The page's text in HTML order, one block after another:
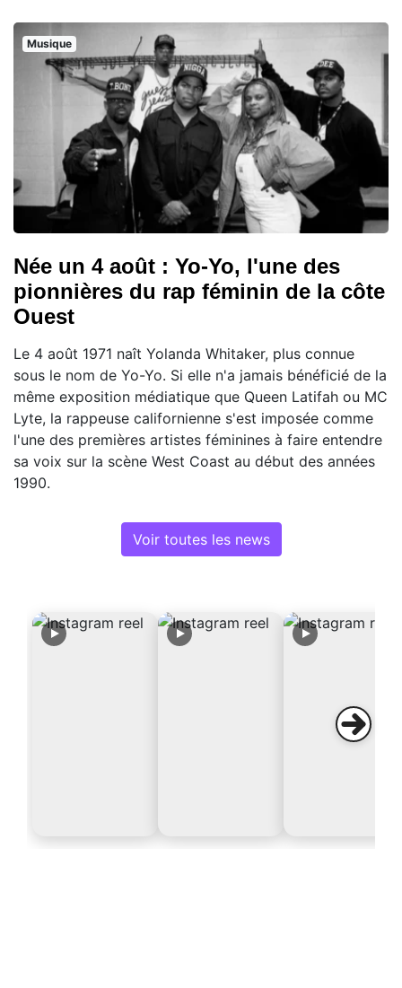
Musique
Née un 4 août : Yo-Yo, l'une des
pionnières du rap féminin de la côte
Ouest
Le 4 août 1971 naît Yolanda Whitaker, plus connue
sous le nom de Yo-Yo. Si elle n'a jamais bénéficié de la
même exposition médiatique que Queen Latifah ou MC
Lyte, la rappeuse californienne s'est imposée comme
l'une des premières artistes féminines à faire entendre
sa voix sur la scène West Coast au début des années
1990.
Voir toutes les news